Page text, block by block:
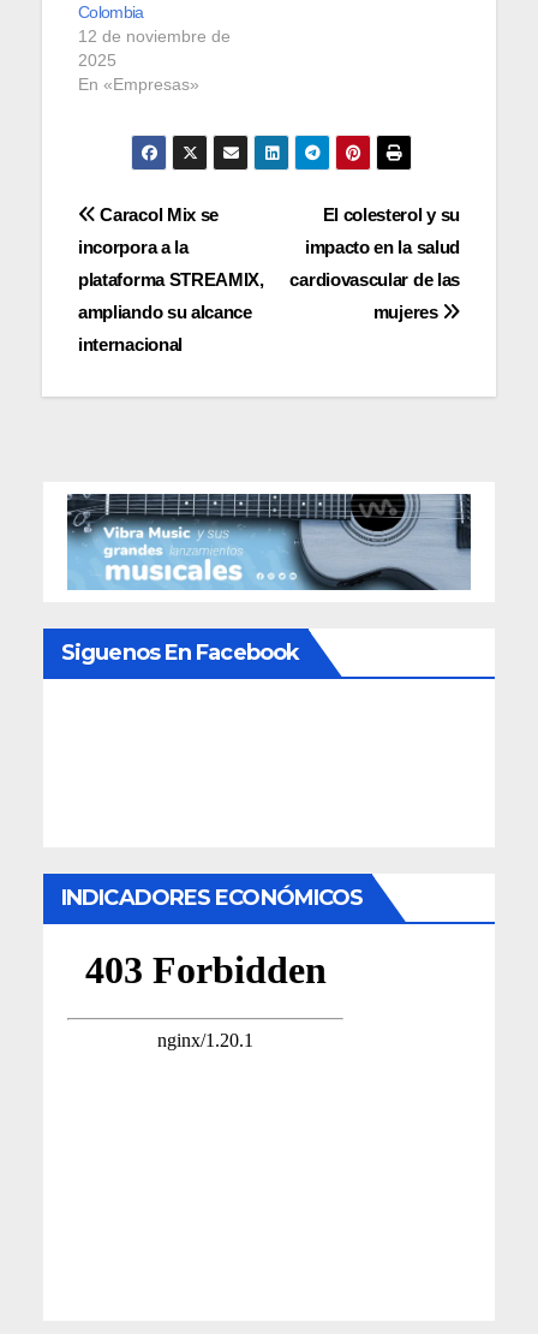
Colombia
12 de noviembre de
2025
En «Empresas»
Navegación
de
entradas
El colesterol y su
impacto en la salud
cardiovascular de las
mujeres
Caracol Mix se
incorpora a la
plataforma STREAMIX,
ampliando su alcance
internacional
Siguenos En Facebook
INDICADORES ECONÓMICOS